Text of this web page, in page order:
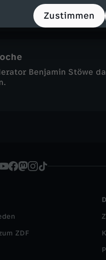
Zustimmen
Benjamin Stöwe
ZDF